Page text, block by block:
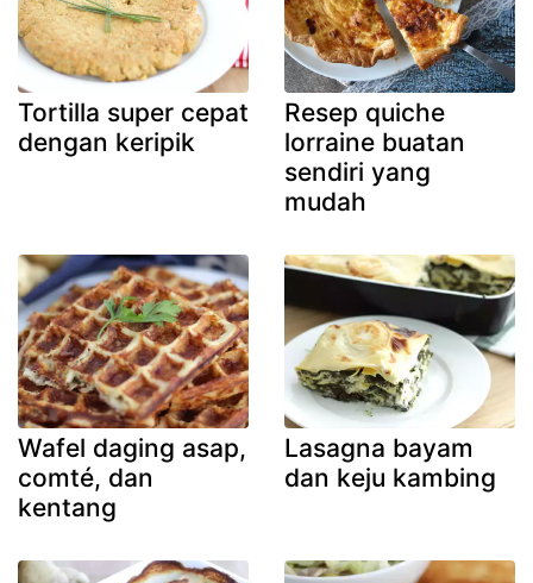
Tortilla super cepat
dengan keripik
Resep quiche
lorraine buatan
sendiri yang
mudah
Wafel daging asap,
comté, dan
kentang
Lasagna bayam
dan keju kambing